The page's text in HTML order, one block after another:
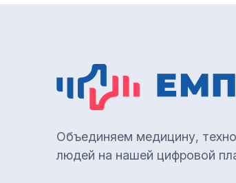
Объединяем медицину,
людей на нашей цифровой